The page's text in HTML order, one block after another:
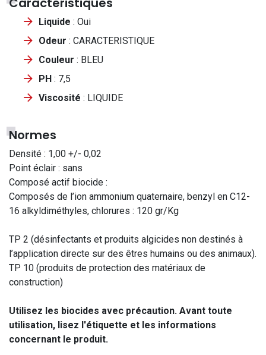
Liquide : Oui
Odeur : CARACTERISTIQUE
Couleur : BLEU
PH : 7,5
Viscosité : LIQUIDE
Normes
Densité : 1,00 +/- 0,02
Point éclair : sans
Composé actif biocide :
Composés de l’ion ammonium quaternaire, benzyl en C12-
16 alkyldiméthyles, chlorures : 120 gr/Kg
TP 2 (désinfectants et produits algicides non destinés à
l’application directe sur des êtres humains ou des animaux).
TP 10 (produits de protection des matériaux de
construction)
Utilisez les biocides avec précaution. Avant toute
utilisation, lisez l'étiquette et les informations
concernant le produit.